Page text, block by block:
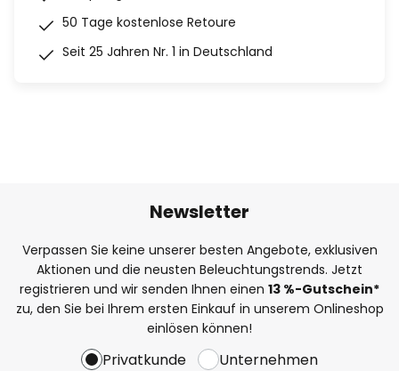
50 Tage kostenlose Retoure
Seit 25 Jahren Nr. 1 in Deutschland
Newsletter
Verpassen Sie keine unserer besten Angebote, exklusiven
Aktionen und die neusten Beleuchtungstrends. Jetzt
registrieren und wir senden Ihnen einen 13 %-Gutschein*
zu, den Sie bei Ihrem ersten Einkauf in unserem Onlineshop
einlösen können!
Privatkunde Unternehmen